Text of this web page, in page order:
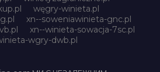
węgry-winieta.pl
xn--soweniawinieta-gnc.pl
xn--winieta-sowacja-7sc.pl
wgry-dwb.pl